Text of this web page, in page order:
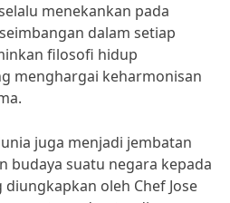
menekankan pada
dalam setiap
filosofi hidup
menghargai keharmonisan
juga menjadi jembatan
budaya suatu negara kepada
oleh Chef Jose